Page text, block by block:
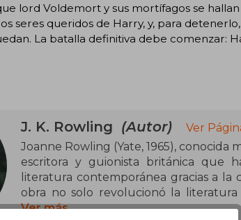
lord Voldemort y sus mortífagos se
seres queridos de Harry, y, para
La batalla definitiva debe comenzar:
J. K. Rowling (Autor)
Ver
Joanne Rowling (Yate, 1965), conocida
escritora y guionista británica que
literatura contemporánea gracias a
obra no solo revolucionó la
convirtió en un fenómeno cultural
Ver más